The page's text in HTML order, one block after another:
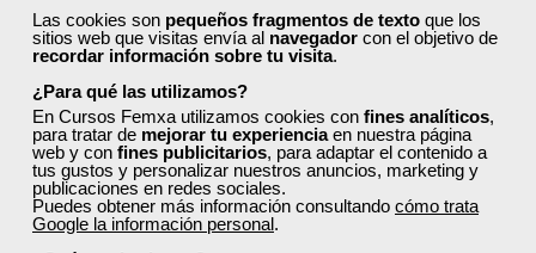
Las cookies son pequeños fragmentos de texto que los
sitios web que visitas envía al navegador con el objetivo de
recordar información sobre tu visita.
¿Para qué las utilizamos?
En Cursos Femxa utilizamos cookies con fines analíticos,
para tratar de mejorar tu experienciaen nuestra página
web y con fines publicitarios, para adaptar el contenido a
tus gustos y personalizar nuestros anuncios, marketing y
publicaciones en redes sociales.
Puedes obtener más información consultando cómo trata
Google la información personal.
¡Únete a la Comunidad Femxa!
Actualmenteeste curso está cerradoy no hay plazas
disponibles.
Si todavía no tienes cuenta de usuario, regístrate, indicando
tu sector profesional y tus preferencias formativas. Si ya
estás registrado, inicia sesión a continuación y filtra tu
búsqueda para encontrar los cursos que se ajusten a tu
perfil.